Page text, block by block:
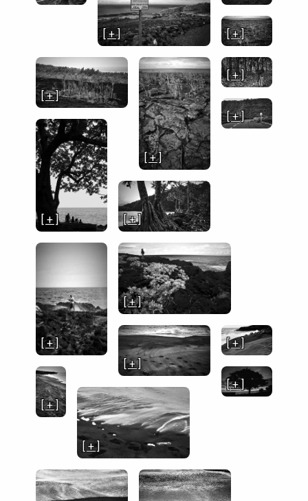
[ + ]
[ + ]
[ + ]
[ + ]
[ + ] [ + ]
[ + ]
[ + ]
[ + ]
[ + ]
[ + ]
[ + ]
[ + ]
[ + ]
[ + ]